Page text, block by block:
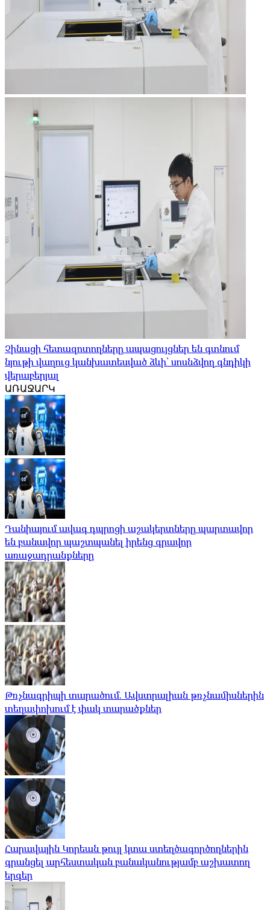
Չինացի հետազոտողները ապացույցներ են գտնում
նյութի վաղուց կանխատեսված ձևի՝ սոսնձվող գնդիկի
վերաբերյալ
ԱՌԱՋԱՐԿ
Դանիայում ավագ դպրոցի աշակերտները պարտավոր
են բանավոր պաշտպանել իրենց գրավոր
առաջադրանքները
Թռչնագրիպի տարածում. Ավստրալիան թռչնամիսներին
տեղափոխում է փակ տարածքներ
Հարավային Կորեան թույլ կտա ստեղծագործողներին
գրանցել արհեստական ​​բանականությամբ աշխատող
երգեր